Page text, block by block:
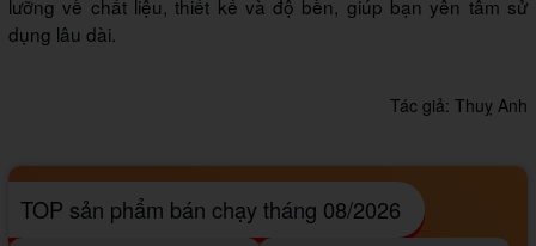
lưỡng về chất liệu, thiết kế và độ bền, giúp bạn yên tâm sử
dụng lâu dài.
Tác giả: Thuỵ Anh
TOP sản phẩm bán chạy tháng 08/2026